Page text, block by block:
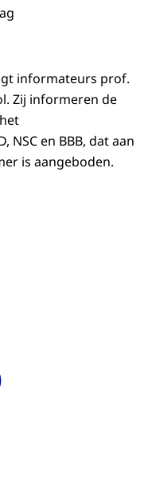
informateurs prof.
Zij informeren de
NSC en BBB, dat aan
is aangeboden.